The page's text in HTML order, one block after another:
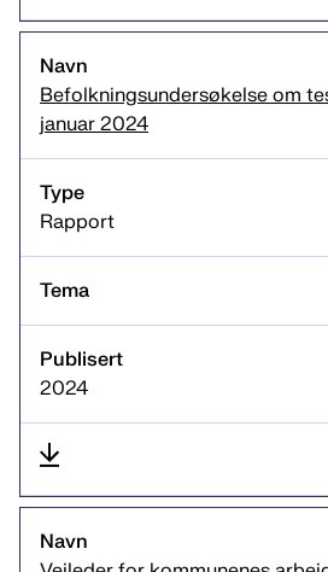
Befolkningsundersøkelse om
januar 2024
Rapport
2024